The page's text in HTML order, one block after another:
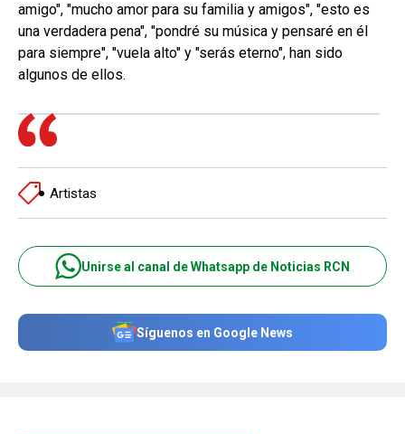
amigo", "mucho amor para su familia y amigos", "esto es
una verdadera pena", "pondré su música y pensaré en él
para siempre", "vuela alto" y "serás eterno", han sido
algunos de ellos.
Artistas
Unirse al canal de Whatsapp de Noticias RCN
Síguenos en Google News